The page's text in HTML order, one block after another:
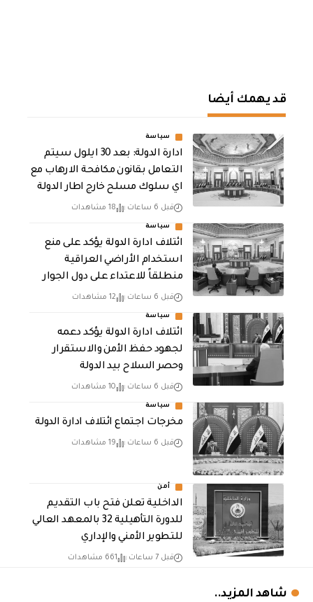
قد يهمك أيضا
سياسة
ادارة الدولة: بعد 30 ايلول سيتم
التعامل بقانون مكافحة الارهاب مع
اي سلوك مسلح خارج اطار الدولة
قبل 6 ساعات 18 مشاهدات
سياسة
ائتلاف ادارة الدولة يؤكد على منع
استخدام الأراضي العراقية
منطلقاً للاعتداء على دول الجوار
قبل 6 ساعات 12 مشاهدات
سياسة
ائتلاف ادارة الدولة يؤكد دعمه
لجهود حفظ الأمن والاستقرار
وحصر السلاح بيد الدولة
قبل 6 ساعات 10 مشاهدات
سياسة
مخرجات اجتماع ائتلاف ادارة الدولة
قبل 6 ساعات 19 مشاهدات
أمن
الداخلية تعلن فتح باب التقديم
للدورة التأهيلية 32 بالمعهد العالي
للتطوير الأمني والإداري
قبل 7 ساعات 661 مشاهدات
شاهد المزيد..